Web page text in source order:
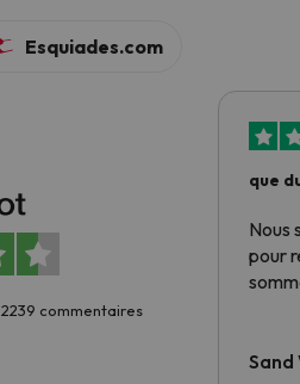
Esquiades.com
commentaires
que
Nous
pour
Sand